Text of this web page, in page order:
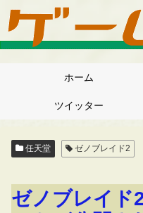
ホーム
ツイッター
任天堂 ゼノブレイド2
ゼノブレイド